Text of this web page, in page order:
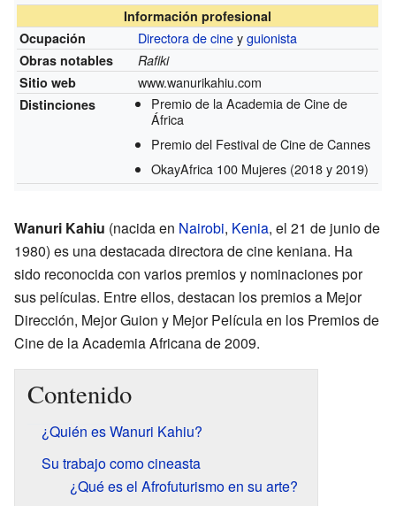
Información profesional
Ocupación
Directora de cineyguionista
Obras notables
Rafiki
Sitio web
www.wanurikahiu.com
Distinciones
Premio de la Academia de Cine de
África
Premio del Festival de Cine de Cannes
OkayAfrica 100 Mujeres (2018 y 2019)
Wanuri Kahiu (nacida en Nairobi, Kenia, el 21 de junio de
1980) es una destacada directora de cine keniana. Ha
sido reconocida con varios premios y nominaciones por
sus películas. Entre ellos, destacan los premios a Mejor
Dirección, Mejor Guion y Mejor Película en los Premios de
Cine de la Academia Africana de 2009.
Contenido
¿Quién es Wanuri Kahiu?
Su trabajo como cineasta
¿Qué es el Afrofuturismo en su arte?